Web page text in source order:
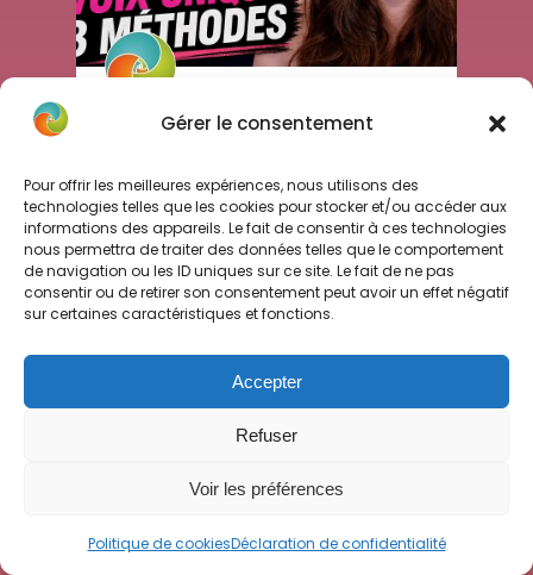
Gérer le consentement
Pour offrir les meilleures expériences, nous utilisons des
technologies telles que les cookies pour stocker et/ou accéder aux
informations des appareils. Le fait de consentir à ces technologies
nous permettra de traiter des données telles que le comportement
de navigation ou les ID uniques sur ce site. Le fait de ne pas
consentir ou de retirer son consentement peut avoir un effet négatif
sur certaines caractéristiques et fonctions.
Accepter
Refuser
Voir les préférences
Politique de cookiesDéclaration de confidentialité
Comment
sur Suno
Tu trouves que Suno génère
toujours les mêmes voix
génériques ? Découvre toutes les
méthodes pour personnaliser les
voix sur Suno.
LIRE LA SUITE »